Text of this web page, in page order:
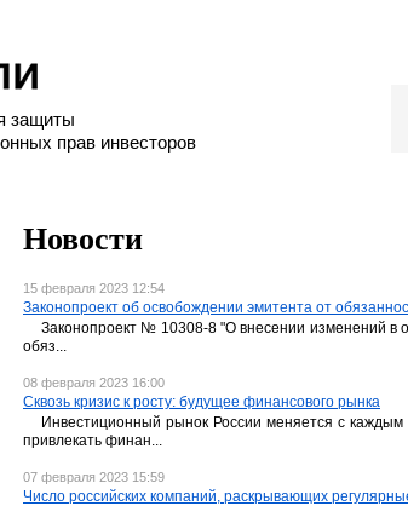
защиты
прав инвесторов
Новости
15 февраля 2023 12:54
Законопроект об освобождении эмитента от
Законопроект № 10308-8 "О внесении изменений в
обяз...
08 февраля 2023 16:00
Сквозь кризис к росту: будущее финансового рынка
Инвестиционный рынок России меняется с
привлекать финан...
07 февраля 2023 15:59
Число российских компаний, раскрывающих